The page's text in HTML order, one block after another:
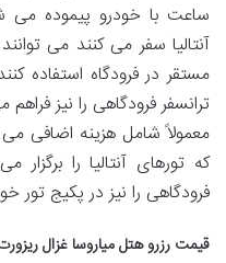
ساعت با خودرو پیموده می
آنتالیا سفر می کنند می
مستقر در فرودگاه استفاده
ترانسفر فرودگاهی را نیز
معمولاً شامل هزینه اضافی
که تورهای آنتالیا را
فرودگاهی را نیز در پکیج تور
قیمت رزرو هتل میاروسا غزال